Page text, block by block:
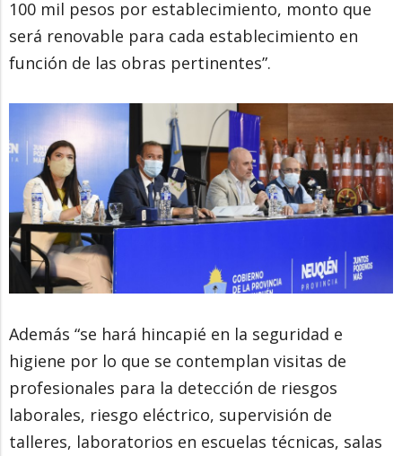
100 mil pesos por establecimiento, monto que
será renovable para cada establecimiento en
función de las obras pertinentes”.
Además “se hará hincapié en la seguridad e
higiene por lo que se contemplan visitas de
profesionales para la detección de riesgos
laborales, riesgo eléctrico, supervisión de
talleres, laboratorios en escuelas técnicas, salas